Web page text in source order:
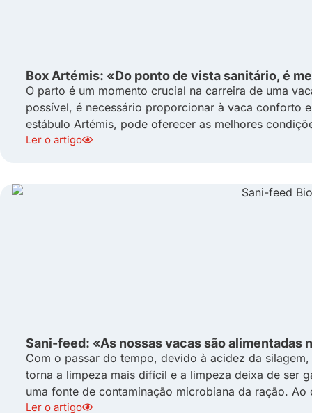
Box Artémis: «Do ponto de vista sanitário, é
O parto é um momento crucial na carreira de uma
possível, é necessário proporcionar à vaca conforto
estábulo Artémis, pode oferecer as melhores
Ler o artigo
Sani-feed: «As nossas vacas são alimentadas
Com o passar do tempo, devido à acidez da
torna a limpeza mais difícil e a limpeza deixa de ser
uma fonte de contaminação microbiana da ração. Ao
Ler o artigo